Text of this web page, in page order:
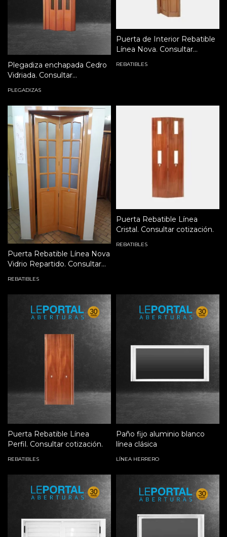
Plegadiza enchapada Cedro
Vidriada. Consultar
PLEGADIZAS
Puerta de Interior Rebatible
Línea Nova. Consultar
REBATIBLES
Puerta Rebatible Línea Nova
Vidrio Repartido. Consultar
REBATIBLES
Puerta Rebatible Línea
Cristal. Consultar cotización.
REBATIBLES
Puerta Rebatible Línea
Perfil. Consultar cotización.
REBATIBLES
Paño fijo aluminio blanco
línea clásica
LÍNEA HERRERO